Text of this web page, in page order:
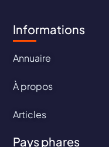
Informations
Annuaire
À propos
Articles
Pays phares